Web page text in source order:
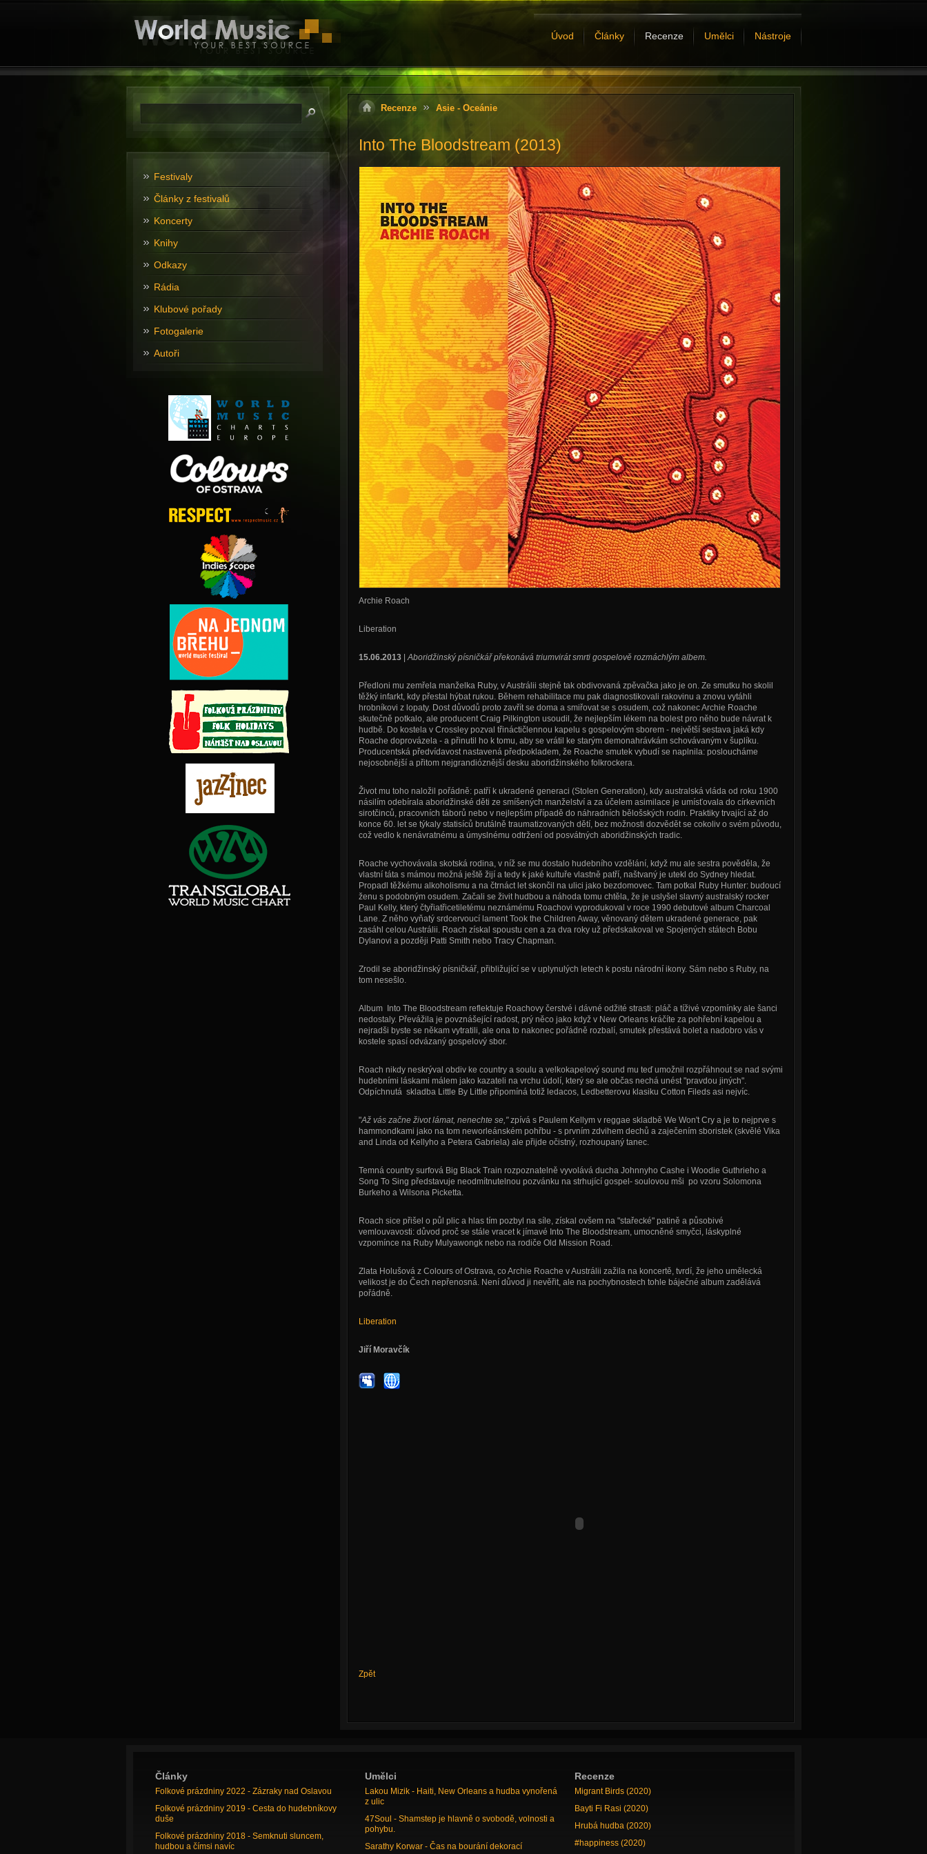
Úvod Články Recenze Umělci Nástroje
Recenze Asie - Oceánie
Into The Bloodstream (2013)
Archie Roach
Liberation
15.06.2013|Aboridžinský písničkář překonává triumvirát smrti gospelově rozmáchlým albem.
Předloni mu zemřela manželka Ruby, v Austrálii stejně tak obdivovaná zpěvačka jako je on. Ze smutku ho skolil
těžký infarkt, kdy přestal hýbat rukou. Během rehabilitace mu pak diagnostikovali rakovinu a znovu vytáhli
hrobníkovi z lopaty. Dost důvodů proto zavřít se doma a smiřovat se s osudem, což nakonec Archie Roache
skutečně potkalo, ale producent Craig Pilkington usoudil, že nejlepším lékem na bolest pro něho bude návrat k
hudbě. Do kostela v Crossley pozval třináctičlennou kapelu s gospelovým sborem - největší sestava jaká kdy
Roache doprovázela - a přinutil ho k tomu, aby se vrátil ke starým demonahrávkám schovávaným v šuplíku.
Producentská předvídavost nastavená předpokladem, že Roache smutek vybudí se naplnila: posloucháme
nejosobnější a přitom nejgrandióznější desku aboridžinského folkrockera.
Život mu toho naložil pořádně: patří k ukradené generaci (Stolen Generation), kdy australská vláda od roku 1900
násilím odebírala aboridžinské děti ze smíšených manželství a za účelem asimilace je umísťovala do církevních
sirotčinců, pracovních táborů nebo v nejlepším případě do náhradních bělošských rodin. Praktiky trvající až do
konce 60. let se týkaly statisíců brutálně traumatizovaných dětí, bez možnosti dozvědět se cokoliv o svém původu,
což vedlo k nenávratnému a úmyslnému odtržení od posvátných aboridžinských tradic.
Roache vychovávala skotská rodina, v níž se mu dostalo hudebního vzdělání, když mu ale sestra pověděla, že
vlastní táta s mámou možná ještě žijí a tedy k jaké kultuře vlastně patří, naštvaný je utekl do Sydney hledat.
Propadl těžkému alkoholismu a na čtrnáct let skončil na ulici jako bezdomovec. Tam potkal Ruby Hunter: budoucí
ženu s podobným osudem. Začali se živit hudbou a náhoda tomu chtěla, že je uslyšel slavný australský rocker
Paul Kelly, který čtyřiatřicetiletému neznámému Roachovi vyprodukoval v roce 1990 debutové album Charcoal
Lane. Z něho vyňatý srdcervoucí lament Took the Children Away, věnovaný dětem ukradené generace, pak
zasáhl celou Austrálii. Roach získal spoustu cen a za dva roky už předskakoval ve Spojených státech Bobu
Dylanovi a později Patti Smith nebo Tracy Chapman.
Zrodil se aboridžinský písničkář, přibližující se v uplynulých letech k postu národní ikony. Sám nebo s Ruby, na
tom nesešlo.
Album Into The Bloodstream reflektuje Roachovy čerstvé i dávné odžité strasti: pláč a tíživé vzpomínky ale šanci
nedostaly. Převážila je povznášející radost, prý něco jako když v New Orleans kráčíte za pohřební kapelou a
nejradši byste se někam vytratili, ale ona to nakonec pořádně rozbalí, smutek přestává bolet a nadobro vás v
kostele spasí odvázaný gospelový sbor.
Roach nikdy neskrýval obdiv ke country a soulu a velkokapelový sound mu teď umožnil rozpřáhnout se nad svými
hudebními láskami málem jako kazateli na vrchu údolí, který se ale občas nechá unést "pravdou jiných".
Odpíchnutá skladba Little By Little připomíná totiž ledacos, Ledbetterovu klasiku Cotton Fileds asi nejvíc.
"Až vás začne život lámat, nenechte se,"zpívá s Paulem Kellym v reggae skladbě We Won't Cry a je to nejprve s
hammondkami jako na tom neworleánském pohřbu - s prvním zdvihem dechů a zaječením sboristek (skvělé Vika
and Linda od Kellyho a Petera Gabriela) ale přijde očistný, rozhoupaný tanec.
Temná country surfová Big Black Train rozpoznatelně vyvolává ducha Johnnyho Cashe i Woodie Guthrieho a
Song To Sing představuje neodmítnutelnou pozvánku na strhující gospel- soulovou mši po vzoru Solomona
Burkeho a Wilsona Picketta.
Roach sice přišel o půl plic a hlas tím pozbyl na síle, získal ovšem na "stařecké" patině a působivé
vemlouvavosti: důvod proč se stále vracet k jímavé Into The Bloodstream, umocněné smyčci, láskyplné
vzpomínce na Ruby Mulyawongk nebo na rodiče Old Mission Road.
Zlata Holušová z Colours of Ostrava, co Archie Roache v Austrálii zažila na koncertě, tvrdí, že jeho umělecká
velikost je do Čech nepřenosná. Není důvod ji nevěřit, ale na pochybnostech tohle báječné album zadělává
pořádně.
Liberation
Jiří Moravčík
Zpět
Festivaly
Články z festivalů
Koncerty
Knihy
Odkazy
Rádia
Klubové pořady
Fotogalerie
Autoři
Články
Folkové prázdniny 2022 - Zázraky nad Oslavou
Folkové prázdniny 2019 - Cesta do hudebníkovy
duše
Folkové prázdniny 2018 - Semknuti sluncem,
hudbou a čímsi navíc
Umělci
Lakou Mizik - Haiti, New Orleans a hudba vynořená
z ulic
47Soul - Shamstep je hlavně o svobodě, volnosti a
pohybu.
Sarathy Korwar - Čas na bourání dekorací
Recenze
Migrant Birds (2020)
Bayti Fi Rasi (2020)
Hrubá hudba (2020)
#happiness (2020)